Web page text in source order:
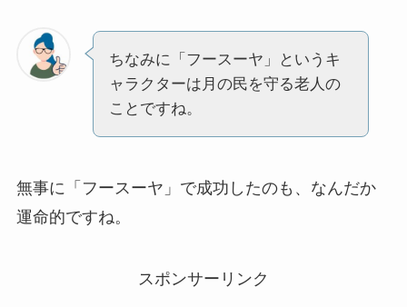
ちなみに「フースーヤ」というキ
ャラクターは月の民を守る老人の
ことですね。
無事に「フースーヤ」で成功したのも、なんだか
運命的ですね。
スポンサーリンク